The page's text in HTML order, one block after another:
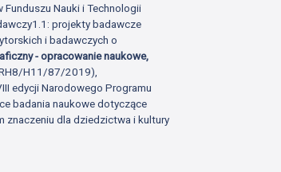
Nauki i Technologii
projekty badawcze
i badawczych o
- opracowanie naukowe,
H11/87/2019),
edycji Narodowego Programu
badania naukowe dotyczące
znaczeniu dla dziedzictwa i kultury